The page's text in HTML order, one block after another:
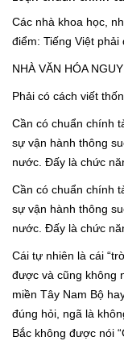
Các nhà khoa học,
điểm: Tiếng Việt phải
NHÀ VĂN HÓA
Phải có cách viết
Cần có chuẩn chính
sự vận hành thông
nước. Đấy là chức
Cần có chuẩn chính
sự vận hành thông
nước. Đấy là chức
Cái tự nhiên là cái
được và cũng không
miền Tây Nam Bộ
đúng hỏi, ngã là
Bắc không được nói